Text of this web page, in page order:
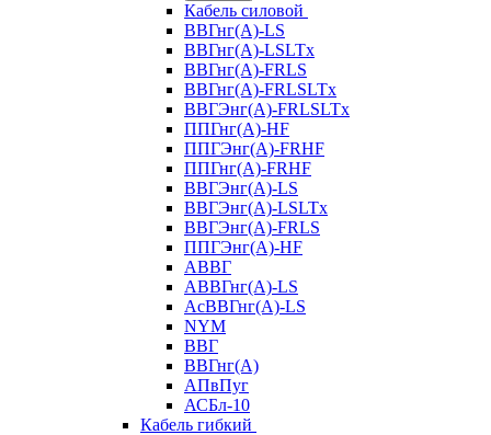
Кабель силовой
ВВГнг(А)-LS
ВВГнг(А)-LSLTx
ВВГнг(А)-FRLS
ВВГнг(А)-FRLSLTx
ВВГЭнг(А)-FRLSLTx
ППГнг(А)-HF
ППГЭнг(А)-FRHF
ППГнг(А)-FRHF
ВВГЭнг(А)-LS
ВВГЭнг(А)-LSLTx
ВВГЭнг(А)-FRLS
ППГЭнг(А)-HF
АВВГ
АВВГнг(А)-LS
АсВВГнг(А)-LS
NYM
ВВГ
ВВГнг(А)
АПвПуг
АСБл-10
Кабель гибкий